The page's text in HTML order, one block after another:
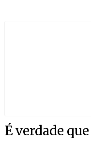
É verdade